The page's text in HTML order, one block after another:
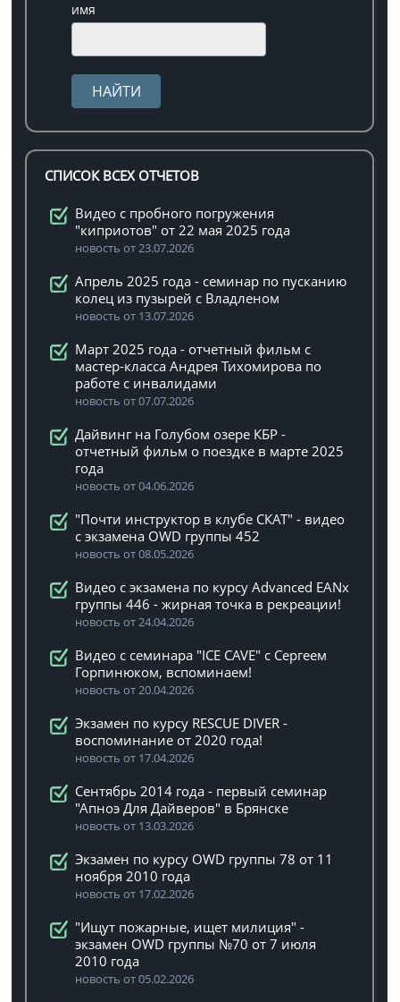
имя
СПИСОК ВСЕХ ОТЧЕТОВ
Видео с пробного погружения
"киприотов" от 22 мая 2025 года
новость от 23.07.2026
Апрель 2025 года - семинар по пусканию
колец из пузырей с Владленом
новость от 13.07.2026
Март 2025 года - отчетный фильм с
мастер-класса Андрея Тихомирова по
работе с инвалидами
новость от 07.07.2026
Дайвинг на Голубом озере КБР -
отчетный фильм о поездке в марте 2025
года
новость от 04.06.2026
"Почти инструктор в клубе СКАТ" - видео
с экзамена OWD группы 452
новость от 08.05.2026
Видео с экзамена по курсу Advanced EANx
группы 446 - жирная точка в рекреации!
новость от 24.04.2026
Видео с семинара "ICE CAVE" с Сергеем
Горпинюком, вспоминаем!
новость от 20.04.2026
Экзамен по курсу RESCUE DIVER -
воспоминание от 2020 года!
новость от 17.04.2026
Сентябрь 2014 года - первый семинар
"Апноэ Для Дайверов" в Брянске
новость от 13.03.2026
Экзамен по курсу OWD группы 78 от 11
ноября 2010 года
новость от 17.02.2026
"Ищут пожарные, ищет милиция" -
экзамен OWD группы №70 от 7 июля
2010 года
новость от 05.02.2026